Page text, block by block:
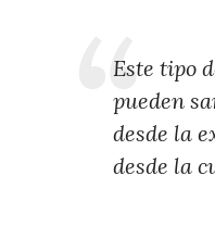
Este tipo
pueden
desde la
desde la